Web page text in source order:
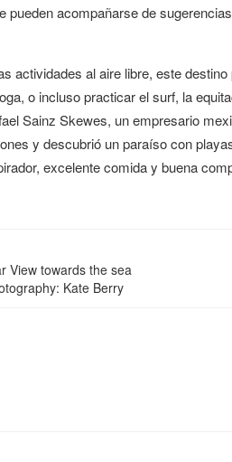
acompañarse de
actividades al aire libre, este
o incluso practicar el surf, la
Sainz Skewes, un empresario
y descubrió un paraíso con
excelente comida y buena
View towards the sea
Kate Berry